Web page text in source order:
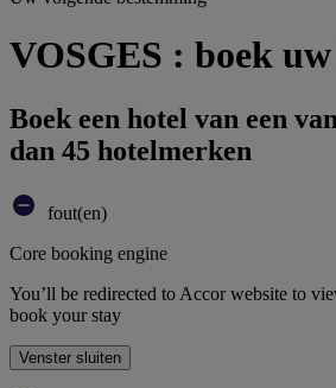
VOSGES : boek
Boek een hotel van een
dan 45 hotelmerken
fout(en)
Core booking engine
You’ll be redirected to Accor website to
book your stay
Venster sluiten